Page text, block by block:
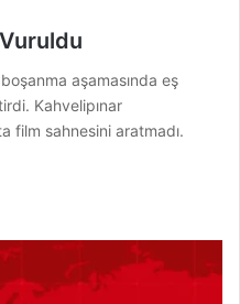
aşamasında eş
Kahvelipınar
film sahnesini aratmadı.